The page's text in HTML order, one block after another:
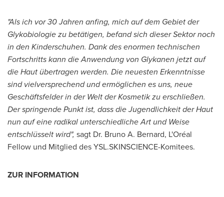
"Als ich vor 30 Jahren anfing, mich auf dem Gebiet der
Glykobiologie zu betätigen, befand sich dieser Sektor noch
in den Kinderschuhen. Dank des enormen technischen
Fortschritts kann die Anwendung von Glykanen jetzt auf
die Haut übertragen werden. Die neuesten Erkenntnisse
sind vielversprechend und ermöglichen es uns, neue
Geschäftsfelder in der Welt der Kosmetik zuerschließen.
Der springende Punkt ist, dass die Jugendlichkeit der Haut
nun auf eine radikal unterschiedliche Art und Weise
entschlüsselt wird", sagt Dr. Bruno A. Bernard, L'Oréal
Fellow und Mitglied des YSL.SKINSCIENCE-Komitees.
ZUR INFORMATION